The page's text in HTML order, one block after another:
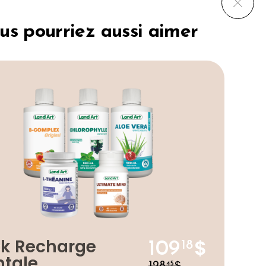
Complex :
pourriez aussi aimer
Recharge 10918 $
45